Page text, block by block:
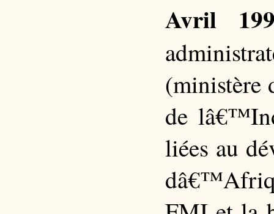
Avril
(ministère
de
liées au